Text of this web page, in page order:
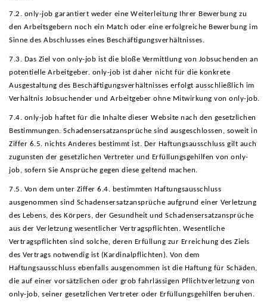
7.2. only-job garantiert weder eine Weiterleitung Ihrer Bewerbung zu
den Arbeitsgebern noch ein Match oder eine erfolgreiche Bewerbung im
Sinne des Abschlusses eines Beschäftigungsverhältnisses.
7.3. Das Ziel von only-job ist die bloße Vermittlung von Jobsuchenden an
potentielle Arbeitgeber. only-job ist daher nicht für die konkrete
Ausgestaltung des Beschäftigungsverhältnisses erfolgt ausschließlich im
Verhältnis Jobsuchender und Arbeitgeber ohne Mitwirkung von only-job.
7.4. only-job haftet für die Inhalte dieser Website nach den gesetzlichen
Bestimmungen. Schadensersatzansprüche sind ausgeschlossen, soweit in
Ziffer 6.5. nichts Anderes bestimmt ist. Der Haftungsausschluss gilt auch
zugunsten der gesetzlichen Vertreter und Erfüllungsgehilfen von only-
job, sofern Sie Ansprüche gegen diese geltend machen.
7.5. Von dem unter Ziffer 6.4. bestimmten Haftungsausschluss
ausgenommen sind Schadensersatzansprüche aufgrund einer Verletzung
des Lebens, des Körpers, der Gesundheit und Schadensersatzansprüche
aus der Verletzung wesentlicher Vertragspflichten. Wesentliche
Vertragspflichten sind solche, deren Erfüllung zur Erreichung des Ziels
des Vertrags notwendig ist (Kardinalpflichten). Von dem
Haftungsausschluss ebenfalls ausgenommen ist die Haftung für Schäden,
die auf einer vorsätzlichen oder grob fahrlässigen Pflichtverletzung von
only-job, seiner gesetzlichen Vertreter oder Erfüllungsgehilfen beruhen.